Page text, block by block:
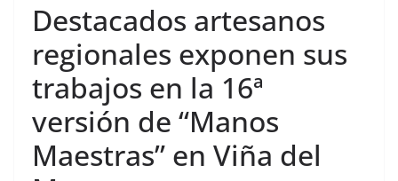
Destacados artesanos
regionales exponen sus
trabajos en la 16ª
versión de “Manos
Maestras” en Viña del